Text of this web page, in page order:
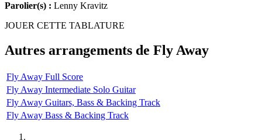
Parolier(s) : Lenny Kravitz
JOUER CETTE TABLATURE
Autres arrangements de Fly Away
Fly Away Full Score
Fly Away Intermediate Solo Guitar
Fly Away Guitars, Bass & Backing Track
Fly Away Bass & Backing Track